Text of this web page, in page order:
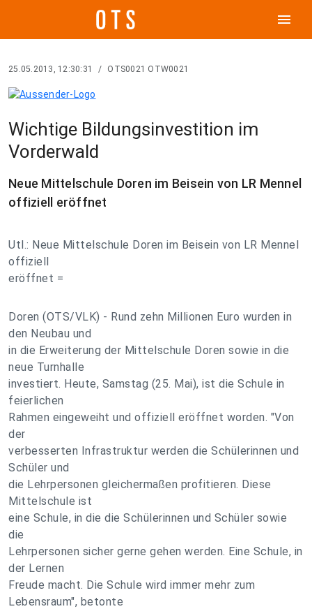
menu
25.05.2013, 12:30:31 / OTS0021 OTW0021
Wichtige Bildungsinvestition im
Vorderwald
Neue Mittelschule Doren im Beisein von LR Mennel
offiziell eröffnet
Utl.: Neue Mittelschule Doren im Beisein von LR Mennel
offiziell
eröffnet =
Doren (OTS/VLK) - Rund zehn Millionen Euro wurden in
den Neubau und
in die Erweiterung der Mittelschule Doren sowie in die
neue Turnhalle
investiert. Heute, Samstag (25. Mai), ist die Schule in
feierlichen
Rahmen eingeweiht und offiziell eröffnet worden. "Von
der
verbesserten Infrastruktur werden die Schülerinnen und
Schüler und
die Lehrpersonen gleichermaßen profitieren. Diese
Mittelschule ist
eine Schule, in die die Schülerinnen und Schüler sowie
die
Lehrpersonen sicher gerne gehen werden. Eine Schule, in
der Lernen
Freude macht. Die Schule wird immer mehr zum
Lebensraum", betonte